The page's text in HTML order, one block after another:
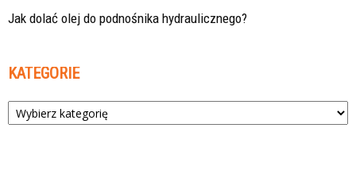
Jak dolać olej do podnośnika hydraulicznego?
KATEGORIE
Kategorie